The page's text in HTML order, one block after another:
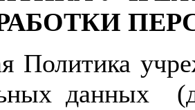
Политика
данных